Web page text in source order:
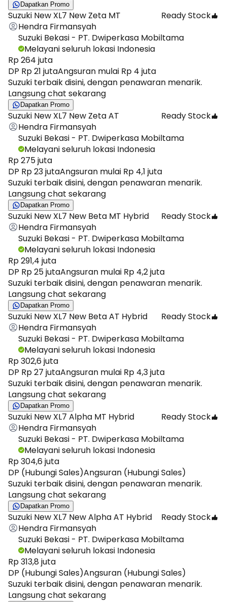
Dapatkan Promo
Suzuki New XL7 New Zeta MT
Ready Stock
Hendra Firmansyah
Suzuki Bekasi - PT. Dwiperkasa Mobiltama
Melayani seluruh lokasi Indonesia
Rp 264 juta
DP Rp 21 jutaAngsuran mulai Rp 4 juta
Suzuki terbaik disini, dengan penawaran menarik.
Langsung chat sekarang
Dapatkan Promo
Suzuki New XL7 New Zeta AT
Ready Stock
Hendra Firmansyah
Suzuki Bekasi - PT. Dwiperkasa Mobiltama
Melayani seluruh lokasi Indonesia
Rp 275 juta
DP Rp 23 jutaAngsuran mulai Rp 4,1 juta
Suzuki terbaik disini, dengan penawaran menarik.
Langsung chat sekarang
Dapatkan Promo
Suzuki New XL7 New Beta MT Hybrid
Ready Stock
Hendra Firmansyah
Suzuki Bekasi - PT. Dwiperkasa Mobiltama
Melayani seluruh lokasi Indonesia
Rp 291,4 juta
DP Rp 25 jutaAngsuran mulai Rp 4,2 juta
Suzuki terbaik disini, dengan penawaran menarik.
Langsung chat sekarang
Dapatkan Promo
Suzuki New XL7 New Beta AT Hybrid
Ready Stock
Hendra Firmansyah
Suzuki Bekasi - PT. Dwiperkasa Mobiltama
Melayani seluruh lokasi Indonesia
Rp 302,6 juta
DP Rp 27 jutaAngsuran mulai Rp 4,3 juta
Suzuki terbaik disini, dengan penawaran menarik.
Langsung chat sekarang
Dapatkan Promo
Suzuki New XL7 Alpha MT Hybrid
Ready Stock
Hendra Firmansyah
Suzuki Bekasi - PT. Dwiperkasa Mobiltama
Melayani seluruh lokasi Indonesia
Rp 304,6 juta
DP (Hubungi Sales)Angsuran (Hubungi Sales)
Suzuki terbaik disini, dengan penawaran menarik.
Langsung chat sekarang
Dapatkan Promo
Suzuki New XL7 New Alpha AT Hybrid
Ready Stock
Hendra Firmansyah
Suzuki Bekasi - PT. Dwiperkasa Mobiltama
Melayani seluruh lokasi Indonesia
Rp 313,8 juta
DP (Hubungi Sales)Angsuran (Hubungi Sales)
Suzuki terbaik disini, dengan penawaran menarik.
Langsung chat sekarang